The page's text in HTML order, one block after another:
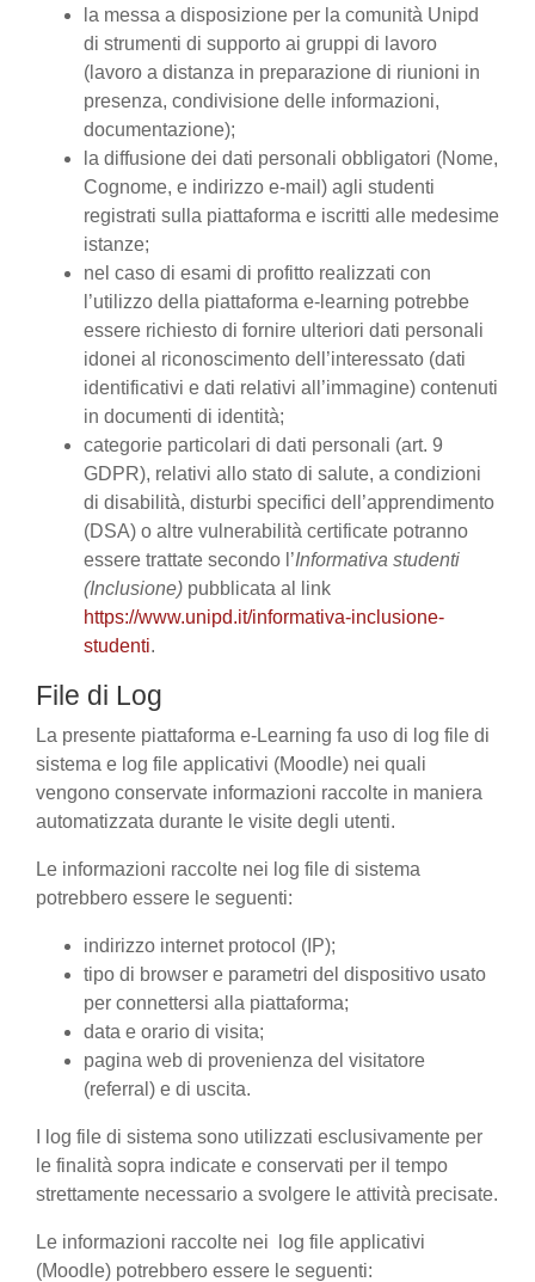
la messa a disposizione per la comunità Unipd
di strumenti di supporto ai gruppi di lavoro
(lavoro a distanza in preparazione di riunioni in
presenza, condivisione delle informazioni,
documentazione);
la diffusione dei dati personali obbligatori (Nome,
Cognome, e indirizzo e-mail) agli studenti
registrati sulla piattaforma e iscritti alle medesime
istanze;
nel caso di esami di profitto realizzati con
l’utilizzo della piattaforma e-learning potrebbe
essere richiesto di fornire ulteriori dati personali
idonei al riconoscimento dell’interessato (dati
identificativi e dati relativi all’immagine) contenuti
in documenti di identità;
categorie particolari di dati personali (art. 9
GDPR), relativi allo stato di salute, a condizioni
di disabilità, disturbi specifici dell’apprendimento
(DSA) o altre vulnerabilità certificate potranno
essere trattate secondo l’Informativa studenti
(Inclusione) pubblicata al link
https://www.unipd.it/informativa-inclusione-
studenti.
File di Log
La presente piattaforma e-Learning fa uso di log file di
sistema e log file applicativi (Moodle) nei quali
vengono conservate informazioni raccolte in maniera
automatizzata durante le visite degli utenti.
Le informazioni raccolte nei log file di sistema
potrebbero essere le seguenti:
indirizzo internet protocol (IP);
tipo di browser e parametri del dispositivo usato
per connettersi alla piattaforma;
data e orario di visita;
pagina web di provenienza del visitatore
(referral) e di uscita.
I log file di sistema sono utilizzati esclusivamente per
le finalità sopra indicate e conservati per il tempo
strettamente necessario a svolgere le attività precisate.
Le informazioni raccolte nei log file applicativi
(Moodle) potrebbero essere le seguenti: